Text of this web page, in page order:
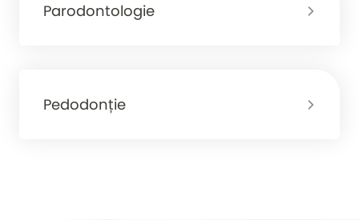
Parodontologie
Pedodonție